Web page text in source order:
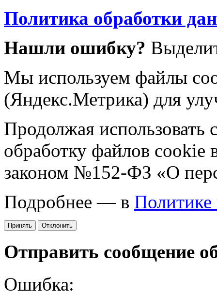
Политика обработки
Нашли ошибку?
Мы используем файлы
(Яндекс.Метрика) для
Продолжая использовать
обработку файлов cookie
законом №152-ФЗ «О
Подробнее — в Политике
Принять Отклонить
Отправить сообщение
Ошибка: